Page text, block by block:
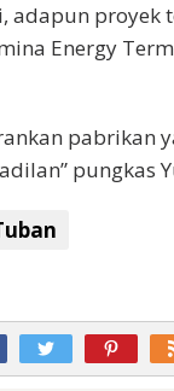
adapun
Energy
pabrikan
pungkas